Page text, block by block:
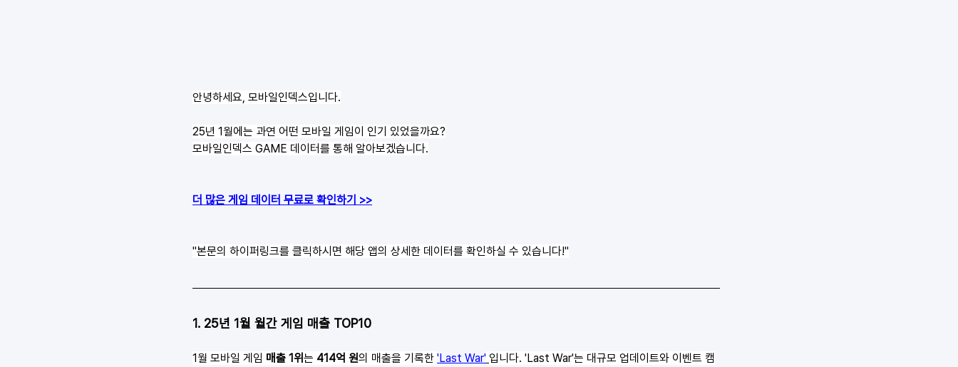
안녕하세요, 모바일인덱스입니다.
25년 1월에는 과연 어떤 모바일 게임이 인기 있었을까요?
모바일인덱스 GAME 데이터를 통해 알아보겠습니다.
더 많은 게임 데이터 무료로 확인하기 >>
"본문의 하이퍼링크를 클릭하시면 해당 앱의 상세한 데이터를 확인하실 수 있습니다!"
1. 25년 1월 월간 게임 매출 TOP10
1월 모바일 게임 매출 1위는 414억 원의 매출을 기록한 'Last War' 입니다. 'Last War'는 대규모 업데이트와 이벤트 캠